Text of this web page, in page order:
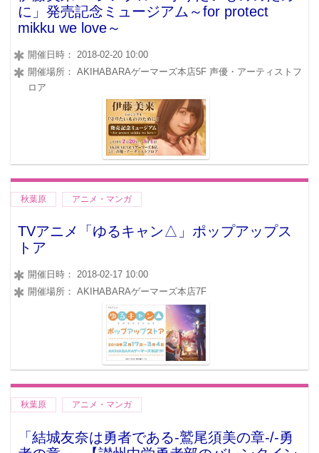
に」発売記念ミュージアム～for protect
mikku we love～
開催日時： 2018-02-20 10:00
開催場所： AKIHABARAゲーマーズ本店5F 声優・アーティストフ
ロア
秋葉原 アニメ・マンガ
TVアニメ「ゆるキャン△」ポップアップス
トア
開催日時： 2018-02-17 10:00
開催場所： AKIHABARAゲーマーズ本店7F
秋葉原 アニメ・マンガ
「結城友奈は勇者である-鷲尾須美の章-/-勇